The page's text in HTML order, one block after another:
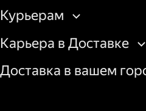
Курьерам
Карьера в Доставке
Доставка в вашем